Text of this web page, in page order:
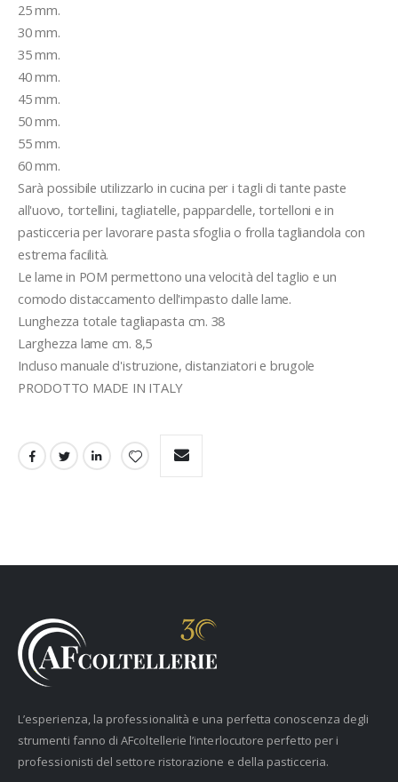
25 mm.
30 mm.
35 mm.
40 mm.
45 mm.
50 mm.
55 mm.
60 mm.
Sarà possibile utilizzarlo in cucina per i tagli di tante paste
all'uovo, tortellini, tagliatelle, pappardelle, tortelloni e in
pasticceria per lavorare pasta sfoglia o frolla tagliandola con
estrema facilità.
Le lame in POM permettono una velocità del taglio e un
comodo distaccamento dell'impasto dalle lame.
Lunghezza totale tagliapasta cm. 38
Larghezza lame cm. 8,5
Incluso manuale d'istruzione, distanziatori e brugole
PRODOTTO MADE IN ITALY
L’esperienza, la professionalità e una perfetta conoscenza degli
strumenti fanno di AFcoltellerie l’interlocutore perfetto per i
professionisti del settore ristorazione e della pasticceria.